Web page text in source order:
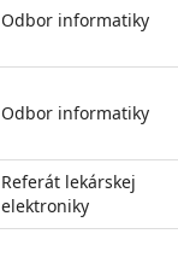
Odbor informatiky
Odbor informatiky
Referát lekárskej
elektroniky